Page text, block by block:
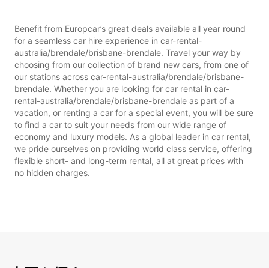
Benefit from Europcar’s great deals available all year round
for a seamless car hire experience in car-rental-
australia/brendale/brisbane-brendale. Travel your way by
choosing from our collection of brand new cars, from one of
our stations across car-rental-australia/brendale/brisbane-
brendale. Whether you are looking for car rental in car-
rental-australia/brendale/brisbane-brendale as part of a
vacation, or renting a car for a special event, you will be sure
to find a car to suit your needs from our wide range of
economy and luxury models. As a global leader in car rental,
we pride ourselves on providing world class service, offering
flexible short- and long-term rental, all at great prices with
no hidden charges.